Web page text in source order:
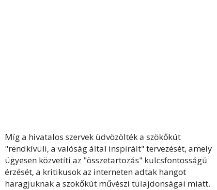
Míg a hivatalos szervek üdvözölték a szökőkút
"rendkívüli, a valóság által inspirált" tervezését, amely
ügyesen közvetíti az "összetartozás" kulcsfontosságú
érzését, a kritikusok az interneten adtak hangot
haragjuknak a szökőkút művészi tulajdonságai miatt.